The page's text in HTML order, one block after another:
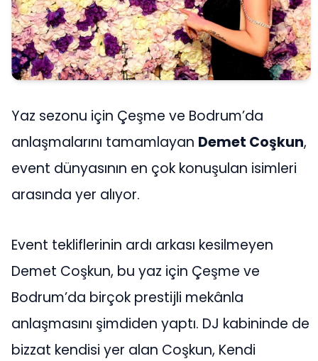
Yaz sezonu için Çeşme ve Bodrum’da
anlaşmalarını tamamlayan Demet Coşkun,
event dünyasının en çok konuşulan isimleri
arasında yer alıyor.
Event tekliflerinin ardı arkası kesilmeyen
Demet Coşkun, bu yaz için Çeşme ve
Bodrum’da birçok prestijli mekânla
anlaşmasını şimdiden yaptı. DJ kabininde de
bizzat kendisi yer alan Coşkun, Kendi